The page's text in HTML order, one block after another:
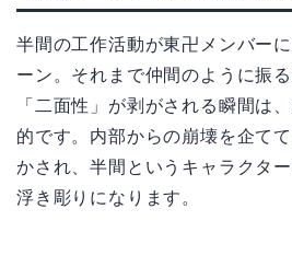
半間の工作活動が東卍メンバー
ーン。それまで仲間のように振
「二面性」が剥がされる瞬間は
的です。内部からの崩壊を企て
かされ、半間というキャラクタ
浮き彫りになります。